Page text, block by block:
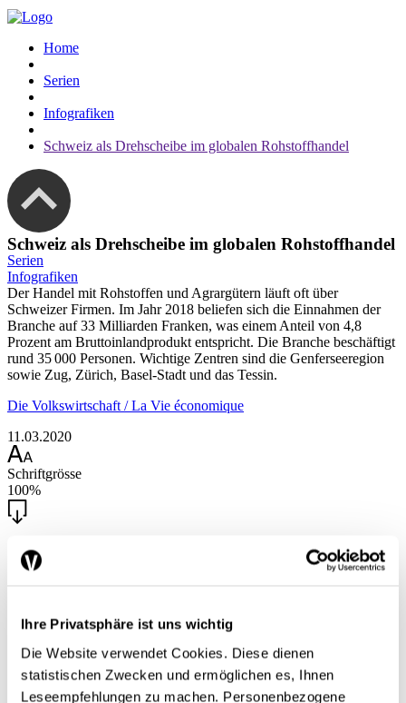
Ihre Privatsphäre ist uns wichtig
Die Website verwendet Cookies. Diese dienen
statistischen Zwecken und ermöglichen es, Ihnen
Leseempfehlungen zu machen. Personenbezogene
Home
Serien
Infografiken
Schweiz als Drehscheibe im globalen Rohstoffhandel
Schweiz als Drehscheibe im globalen Rohstoffhandel
Serien
Infografiken
Der Handel mit Rohstoffen und Agrargütern läuft oft über
Schweizer Firmen. Im Jahr 2018 beliefen sich die Einnahmen der
Branche auf 33 Milliarden Franken, was einem Anteil von 4,8
Prozent am Bruttoinlandprodukt entspricht. Die Branche beschäftigt
rund 35 000 Personen. Wichtige Zentren sind die Genferseeregion
sowie Zug, Zürich, Basel-Stadt und das Tessin.
Die Volkswirtschaft / La Vie économique
11.03.2020
Schriftgrösse
100%